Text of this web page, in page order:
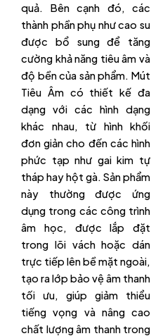
quả. Bên cạnh đó, các
thành phần phụ như cao su
được bổ sung để tăng
cường khả năng tiêu âm và
độ bền của sản phẩm. Mút
Tiêu Âm có thiết kế đa
dạng với các hình dạng
khác nhau, từ hình khối
đơn giản cho đến các hình
phức tạp như gai kim tự
tháp hay hột gà. Sản phẩm
này thường được ứng
dụng trong các công trình
âm học, được lắp đặt
trong lõi vách hoặc dán
trực tiếp lên bề mặt ngoài,
tạo ra lớp bảo vệ âm thanh
tối ưu, giúp giảm thiểu
tiếng vọng và nâng cao
chất lượng âm thanh trong